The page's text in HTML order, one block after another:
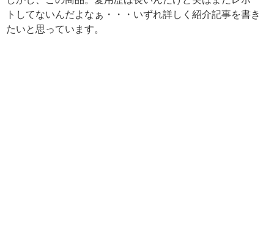
トしてないんだよなぁ・・・いずれ詳しく紹介記事を書き
たいと思っています。